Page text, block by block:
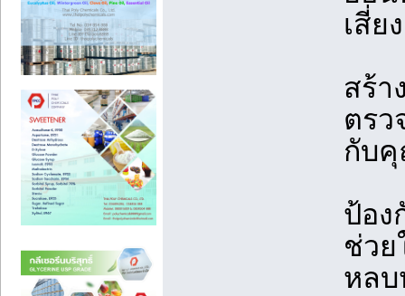
เสี่ยง
สร้า
ตรว
กับ
ป้อง
ช่ว
หลบ